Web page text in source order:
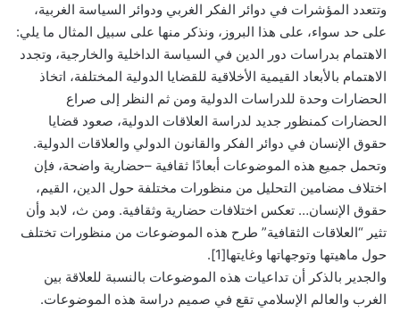
وتتعدد المؤشرات في دوائر الفكر الغربي ودوائر السياسة الغربية،
على حد سواء، على هذا البروز، ونذكر منها على سبيل المثال ما يلي:
الاهتمام بدراسات دور الدين في السياسة الداخلية والخارجية، وتجدد
الاهتمام بالأبعاد القيمية الأخلاقية للقضايا الدولية المختلفة، اتخاذ
الحضارات وحدة للدراسات الدولية ومن ثم النظر إلى صراع
الحضارات كمنظور جديد لدراسة العلاقات الدولية، صعود قضايا
حقوق الإنسان في دوائر الفكر والقانون الدولي والعلاقات الدولية.
وتحمل جميع هذه الموضوعات أبعادًا ثقافية –حضارية واضحة، فإن
اختلاف مضامين التحليل من منظورات مختلفة حول الدين، القيم،
حقوق الإنسان… تعكس اختلافات حضارية وثقافية. ومن ث، لابد وأن
تثير “العلاقات الثقافية” طرح هذه الموضوعات من منظورات تختلف
حول ماهيتها وتوجهاتها وغايتها[1].
والجدير بالذكر أن تداعيات هذه الموضوعات بالنسبة للعلاقة بين
الغرب والعالم الإسلامي تقع في صميم دراسة هذه الموضوعات.